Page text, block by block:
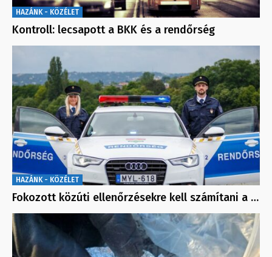
HAZÁNK - KÖZÉLET
Kontroll: lecsapott a BKK és a rendőrség
HAZÁNK - KÖZÉLET
Fokozott közúti ellenőrzésekre kell számítani a …